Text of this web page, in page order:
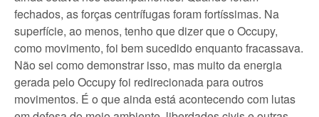
fechados, as forças centrífugas foram fortíssimas. Na
superfície, ao menos, tenho que dizer que o Occupy,
como movimento, foi bem sucedido enquanto fracassava.
Não sei como demonstrar isso, mas muito da energia
gerada pelo Occupy foi redirecionada para outros
movimentos. É o que ainda está acontecendo com lutas